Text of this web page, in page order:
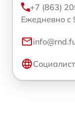
+7 (863)
Ежедневно с